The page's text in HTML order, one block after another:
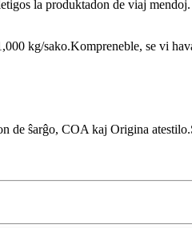
la produktadon de viaj mendoj.
kg/sako.Kompreneble, se vi
de ŝarĝo, COA kaj Origina